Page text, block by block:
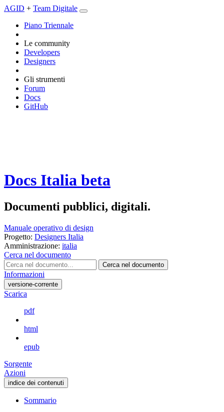
AGID + Team Digitale
Piano Triennale
Le community
Developers
Designers
Gli strumenti
Forum
Docs
GitHub
Docs Italia beta
Documenti pubblici, digitali.
Manuale operativo di design
Progetto: Designers Italia
Amministrazione: italia
Cerca nel documento
Cerca nel documento
Informazioni
versione-corrente
Scarica
pdf
html
epub
Sorgente
Azioni
indice dei contenuti
Sommario